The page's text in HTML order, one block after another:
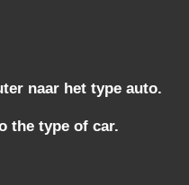
naar het type auto.
the type of car.